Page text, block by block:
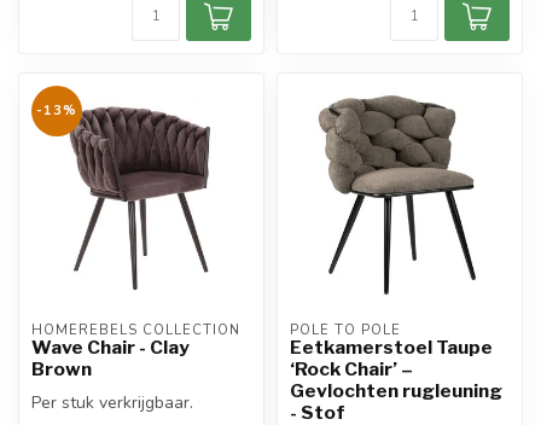
-13%
HOMEREBELS COLLECTION
Wave Chair - Clay
Brown
Per stuk verkrijgbaar.
POLE TO POLE
Eetkamerstoel Taupe
‘Rock Chair’ –
Gevlochten rugleuning
- Stof